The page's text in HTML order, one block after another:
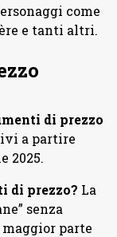
come
e tanti altri.
di prezzo
a partire
2025.
di prezzo? La
senza
parte